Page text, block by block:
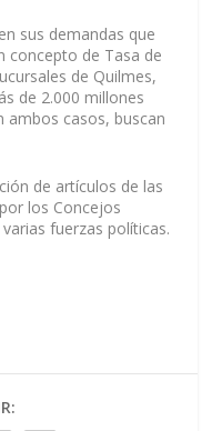
sus demandas que
concepto de Tasa de
de Quilmes,
de 2.000 millones
ambos casos, buscan
de artículos de las
los Concejos
fuerzas políticas.